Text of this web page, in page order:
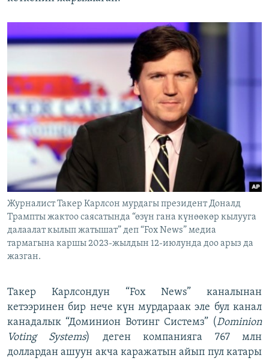
Журналист Такер Карлсон мурдагы президент Доналд
Трампты жактоо саясатында “өзүн гана күнөөкөр кылууга
далаалат кылып жатышат” деп “Fox News” медиа
тармагына каршы 2023-жылдын 12-июлунда доо арыз да
жазган.
Такер Карлсондун “Fox News” каналынан
кетээринен бир нече күн мурдараак эле бул канал
канадалык “Доминион Вотинг Системз” (Dominion
Voting Systems) деген компанияга 767 млн
доллардан ашуун акча каражатын айып пул катары